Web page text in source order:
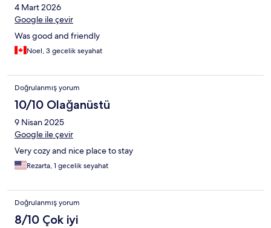
4 Mart 2026
Google ile çevir
Was good and friendly
Noel, 3 gecelik seyahat
Doğrulanmış yorum
10/10 Olağanüstü
9 Nisan 2025
Google ile çevir
Very cozy and nice place to stay
Rezarta, 1 gecelik seyahat
Doğrulanmış yorum
8/10 Çok iyi